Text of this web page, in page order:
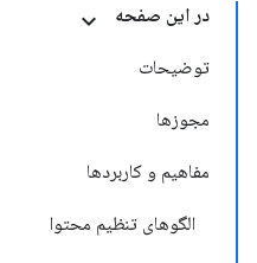
در این صفحه
توضیحات
مجوزها
مفاهیم و کاربردها
الگوهای تنظیم محتوا